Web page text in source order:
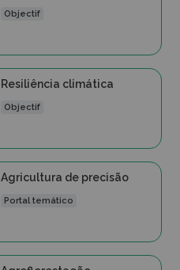
Objectif
Resiliência climática
Objectif
Agricultura de precisão
Portal temático